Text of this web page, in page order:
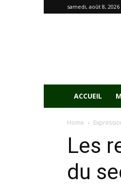
samedi, août 8, 2026
ACCUEIL
Home
Les
du